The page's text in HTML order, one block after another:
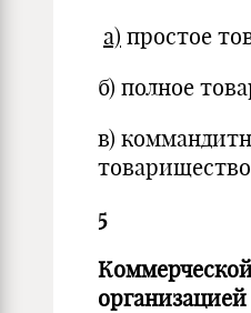
а) простое
б) полное
в)
5
организацией